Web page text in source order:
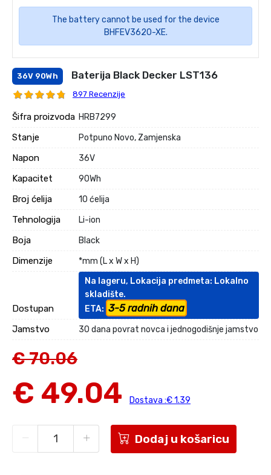
The battery cannot be used for the device
BHFEV3620-XE.
36V 90Wh Baterija Black Decker LST136
897 Recenzije
Šifra proizvoda HRB7299
Stanje Potpuno Novo, Zamjenska
Napon 36V
Kapacitet 90Wh
Broj ćelija 10 ćelija
Tehnologija Li-ion
Boja Black
Dimenzije *mm (L x W x H)
Dostupan
Na lageru, Lokacija predmeta: Lokalno
skladište.
ETA: 3-5 radnih dana
Jamstvo 30 dana povrat novca i jednogodišnje jamstvo
€ 70.06
€ 49.04 Dostava :€ 1.39
Dodaj u košaricu